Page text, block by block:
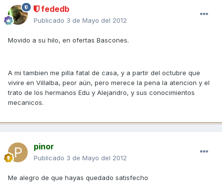
fededb
Publicado 3 de Mayo del 2012
Movido a su hilo, en ofertas Bascones.
A mi tambien me pilla fatal de casa, y a partir del octubre que
vivire en Villalba, peor aún, pero merece la pena la atencion y el
trato de los hermanos Edu y Alejandro, y sus conocimientos
mecanicos.
pinor
Publicado 3 de Mayo del 2012
Me alegro de que hayas quedado satisfecho